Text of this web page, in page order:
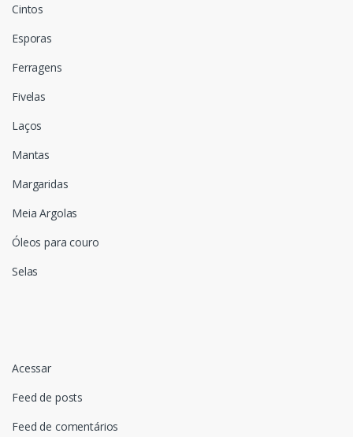
Cintos
Esporas
Ferragens
Fivelas
Laços
Mantas
Margaridas
Meia Argolas
Óleos para couro
Selas
Acessar
Feed de posts
Feed de comentários